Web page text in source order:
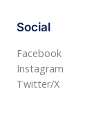
Social
Facebook
Instagram
Twitter/X